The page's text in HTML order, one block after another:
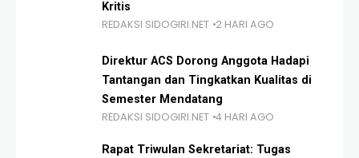
Kritis
REDAKSI SIDOGIRI.NET 2 HARI AGO
Direktur ACS Dorong Anggota Hadapi
Tantangan dan Tingkatkan Kualitas di
Semester Mendatang
REDAKSI SIDOGIRI.NET 4 HARI AGO
Rapat Triwulan Sekretariat: Tugas